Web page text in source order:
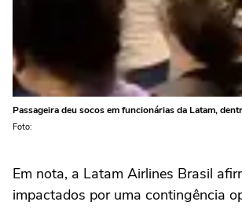
Passageira deu socos em funcionárias da Latam,
Foto:
Em nota, a Latam Airlines Brasil
impactados por uma contingência